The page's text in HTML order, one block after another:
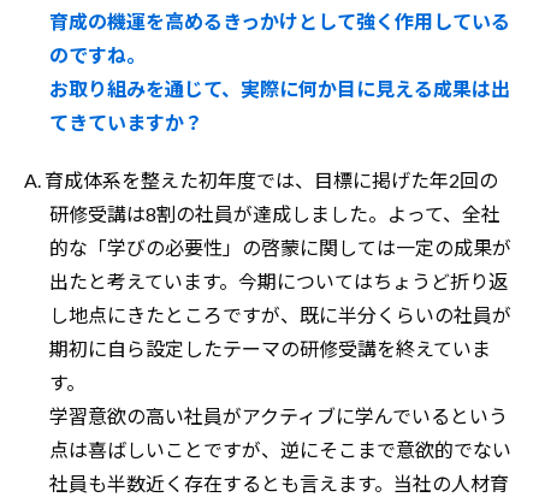
育成の機運を高めるきっかけとして強く作用している
のですね。
お取り組みを通じて、実際に何か目に見える成果は出
てきていますか？
A. 育成体系を整えた初年度では、目標に掲げた年2回の
研修受講は8割の社員が達成しました。よって、全社
的な「学びの必要性」の啓蒙に関しては一定の成果が
出たと考えています。今期についてはちょうど折り返
し地点にきたところですが、既に半分くらいの社員が
期初に自ら設定したテーマの研修受講を終えていま
す。
学習意欲の高い社員がアクティブに学んでいるという
点は喜ばしいことですが、逆にそこまで意欲的でない
社員も半数近く存在するとも言えます。当社の人材育